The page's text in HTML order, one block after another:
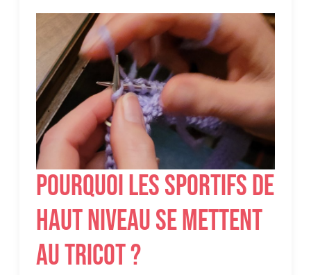
Pourquoi les sportifs de
haut niveau se mettent
au tricot ?